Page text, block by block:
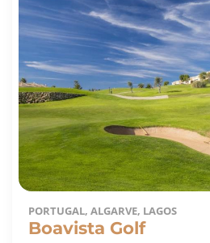
PORTUGAL, ALGARVE, LAGOS
Boavista Golf